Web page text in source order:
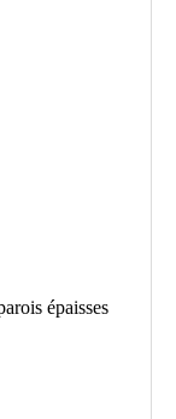
épaisses